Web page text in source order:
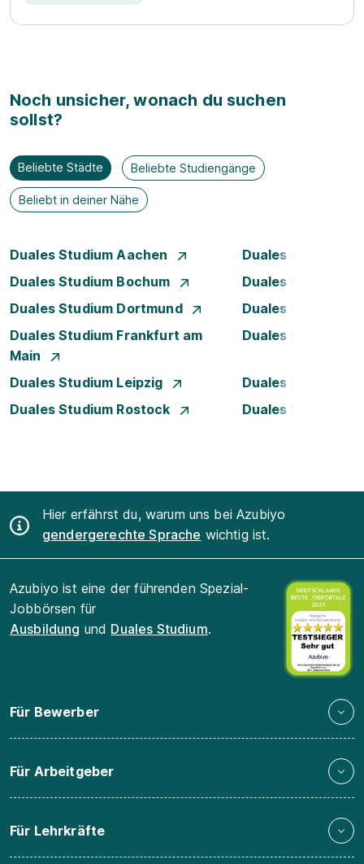
Noch unsicher, wonach du suchen
sollst?
Beliebte Städte Beliebte Studiengänge
Beliebt in deiner Nähe
Duales Studium Aachen
Duales Studium
Duales Studium Bochum
Duales Studium
Duales Studium Dortmund
Duales Studium
Duales Studium Frankfurt am
Main
Duales Studium
Duales Studium Leipzig
Duales Studium
Duales Studium Rostock
Duales Studium
Hier erfährst du, warum uns bei Azubiyo
gendergerechte Sprache wichtig ist.
Azubiyo ist eine der führenden Spezial-
Jobbörsen für
Ausbildung und Duales Studium.
Für Bewerber
Für Arbeitgeber
Für Lehrkräfte